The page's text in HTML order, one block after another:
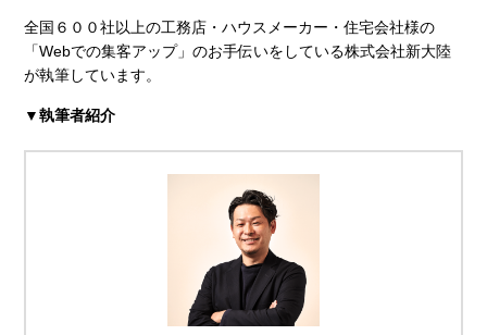
全国６００社以上の工務店・ハウスメーカー・住宅会社様の
「Webでの集客アップ」のお手伝いをしている株式会社新大陸
が執筆しています。
▼執筆者紹介